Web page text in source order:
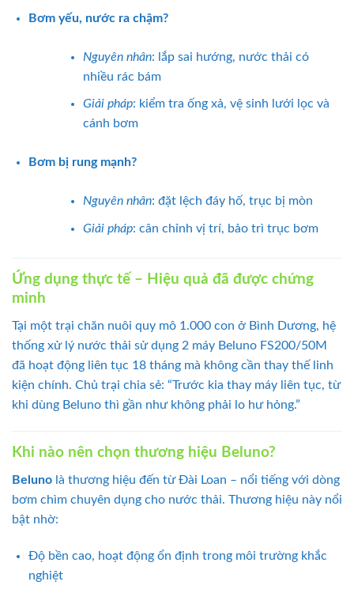
Bơm yếu, nước ra chậm?
Nguyên nhân: lắp sai hướng, nước thải có
nhiều rác bám
Giải pháp: kiểm tra ống xả, vệ sinh lưới lọc và
cánh bơm
Bơm bị rung mạnh?
Nguyên nhân: đặt lệch đáy hố, trục bị mòn
Giải pháp: cân chỉnh vị trí, bảo trì trục bơm
Ứng dụng thực tế – Hiệu quả đã được chứng
minh
Tại một trại chăn nuôi quy mô 1.000 con ở Bình Dương, hệ
thống xử lý nước thải sử dụng 2 máy Beluno FS200/50M
đã hoạt động liên tục 18 tháng mà không cần thay thế linh
kiện chính. Chủ trại chia sẻ: “Trước kia thay máy liên tục, từ
khi dùng Beluno thì gần như không phải lo hư hỏng.”
Khi nào nên chọn thương hiệu Beluno?
Beluno là thương hiệu đến từ Đài Loan – nổi tiếng với dòng
bơm chìm chuyên dụng cho nước thải. Thương hiệu này nổi
bật nhờ:
Độ bền cao, hoạt động ổn định trong môi trường khắc
nghiệt